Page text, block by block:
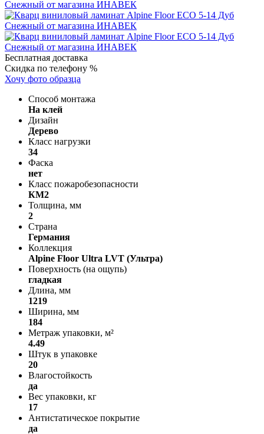
Бесплатная доставка
Скидка по телефону %
Хочу фото образца
Способ монтажа
На клей
Дизайн
Дерево
Класс нагрузки
34
Фаска
нет
Класс пожаробезопасности
КМ2
Толщина, мм
2
Страна
Германия
Коллекция
Alpine Floor Ultra LVT (Ультра)
Поверхность (на ощупь)
гладкая
Длина, мм
1219
Ширина, мм
184
Метраж упаковки, м²
4.49
Штук в упаковке
20
Влагостойкость
да
Вес упаковки, кг
17
Антистатическое покрытие
да